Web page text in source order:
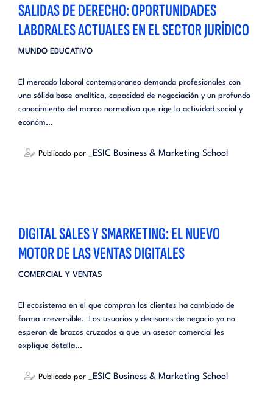
SALIDAS DE DERECHO: OPORTUNIDADES
LABORALES ACTUALES EN EL SECTOR JURÍDICO
MUNDO EDUCATIVO
El mercado laboral contemporáneo demanda profesionales con
una sólida base analítica, capacidad de negociación y un profundo
conocimiento del marco normativo que rige la actividad social y
económ...
Publicado por _ESIC Business & Marketing School
DIGITAL SALES Y SMARKETING: EL NUEVO
MOTOR DE LAS VENTAS DIGITALES
COMERCIAL Y VENTAS
El ecosistema en el que compran los clientes ha cambiado de
forma irreversible. Los usuarios y decisores de negocio ya no
esperan de brazos cruzados a que un asesor comercial les
explique detalla...
Publicado por _ESIC Business & Marketing School